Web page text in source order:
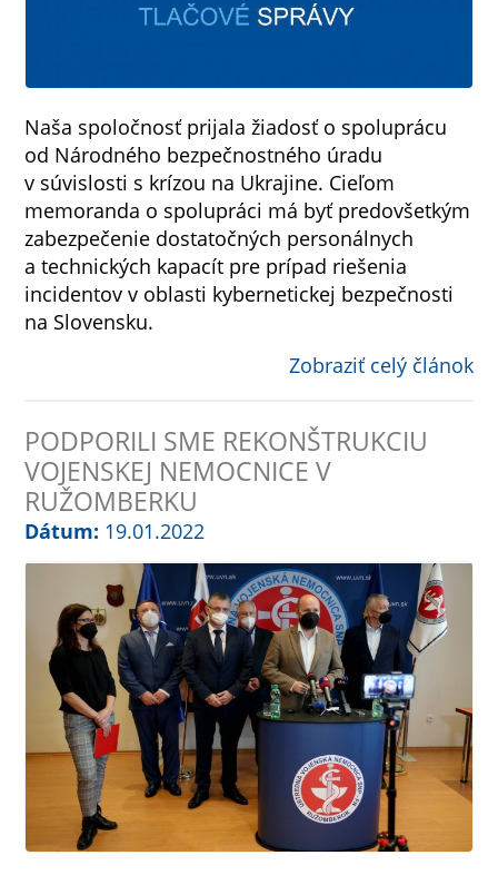
Naša spoločnosť prijala žiadosť o spoluprácu
od Národného bezpečnostného úradu
v súvislosti s krízou na Ukrajine. Cieľom
memoranda o spolupráci má byť predovšetkým
zabezpečenie dostatočných personálnych
a technických kapacít pre prípad riešenia
incidentov v oblasti kybernetickej bezpečnosti
na Slovensku.
Zobraziť celý článok
PODPORILI SME REKONŠTRUKCIU
VOJENSKEJ NEMOCNICE V
RUŽOMBERKU
Dátum: 19.01.2022